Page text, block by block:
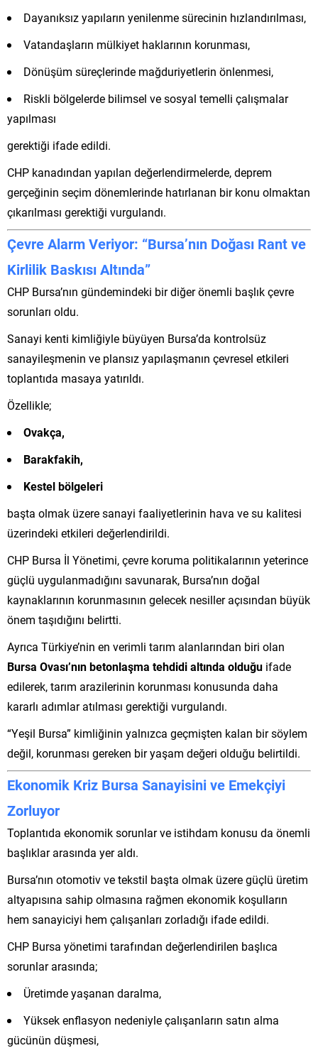
Dayanıksız yapıların yenilenme sürecinin hızlandırılması,
Vatandaşların mülkiyet haklarının korunması,
Dönüşüm süreçlerinde mağduriyetlerin önlenmesi,
Riskli bölgelerde bilimsel ve sosyal temelli çalışmalar
yapılması
gerektiği ifade edildi.
CHP kanadından yapılan değerlendirmelerde, deprem
gerçeğinin seçim dönemlerinde hatırlanan bir konu olmaktan
çıkarılması gerektiği vurgulandı.
Çevre Alarm Veriyor: “Bursa’nın Doğası Rant ve
Kirlilik Baskısı Altında”
CHP Bursa’nın gündemindeki bir diğer önemli başlık çevre
sorunları oldu.
Sanayi kenti kimliğiyle büyüyen Bursa’da kontrolsüz
sanayileşmenin ve plansız yapılaşmanın çevresel etkileri
toplantıda masaya yatırıldı.
Özellikle;
Ovakça,
Barakfakih,
Kestel bölgeleri
başta olmak üzere sanayi faaliyetlerinin hava ve su kalitesi
üzerindeki etkileri değerlendirildi.
CHP Bursa İl Yönetimi, çevre koruma politikalarının yeterince
güçlü uygulanmadığını savunarak, Bursa’nın doğal
kaynaklarının korunmasının gelecek nesiller açısından büyük
önem taşıdığını belirtti.
Ayrıca Türkiye’nin en verimli tarım alanlarından biri olan
Bursa Ovası’nın betonlaşma tehdidi altında olduğu ifade
edilerek, tarım arazilerinin korunması konusunda daha
kararlı adımlar atılması gerektiği vurgulandı.
“Yeşil Bursa” kimliğinin yalnızca geçmişten kalan bir söylem
değil, korunması gereken bir yaşam değeri olduğu belirtildi.
Ekonomik Kriz Bursa Sanayisini ve Emekçiyi
Zorluyor
Toplantıda ekonomik sorunlar ve istihdam konusu da önemli
başlıklar arasında yer aldı.
Bursa’nın otomotiv ve tekstil başta olmak üzere güçlü üretim
altyapısına sahip olmasına rağmen ekonomik koşulların
hem sanayiciyi hem çalışanları zorladığı ifade edildi.
CHP Bursa yönetimi tarafından değerlendirilen başlıca
sorunlar arasında;
Üretimde yaşanan daralma,
Yüksek enflasyon nedeniyle çalışanların satın alma
gücünün düşmesi,